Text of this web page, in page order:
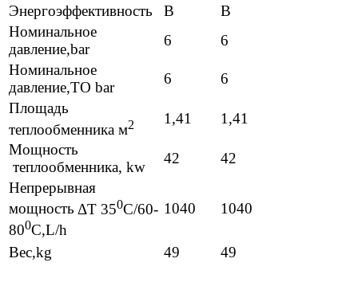
Энергоэффективность В
В
Номинальное
давление,bar
6
6
Номинальное
давление,TO bar
6
6
Площадь
теплообменника м2 1,41
1,41
Мощность
теплообменника, kw
42
42
Непрерывная
мощность ΔT 350C/60-
800C,L/h
1040 1040
Вес,kg 49 49